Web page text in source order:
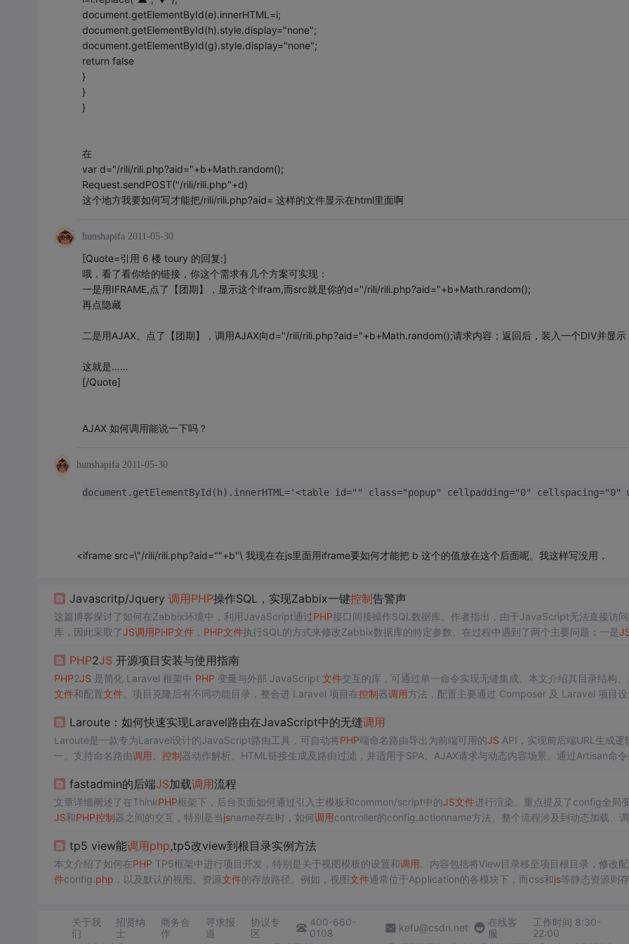
document.getElementById(e).innerHTML=i;
document.getElementById(h).style.display="none";
document.getElementById(g).style.display="none";
return false
}
}
}
在
var d="/rili/rili.php?aid="+b+Math.random();
Request.sendPOST("/rili/rili.php"+d)
这个地方我要如何写才能把/rili/rili.php?aid= 这样的文件显示在html里面啊
hunshapifa 2011-05-30
[Quote=引用 6 楼 toury 的回复:]
哦，看了看你给的链接，你这个需求有几个方案可实现：
一是用IFRAME,点了【团期】，显示这个ifram,而src就是你的d="/rili/rili.php?aid="+b+Math.random();
再点隐藏
二是用AJAX。点了【团期】，调用AJAX向d="/rili/rili.php?aid="+b+Math.random();请求内容；返回后，装入一个DIV并显示
这就是……
[/Quote]
AJAX 如何调用能说一下吗？
hunshapifa 2011-05-30
document.getElementById(h).innerHTML='<table id="" class="popup" cellpadding="0"
<iframe src=\"/rili/rili.php?aid=""+b"\ 我现在在js里面用iframe要如何才能把 b 这个的值放在这个后面呢。我这样写没用，
Javascritp/Jquery 调用PHP操作SQL，实现Zabbix一键控制告警声
这篇博客探讨了如何在Zabbix环境中，利用JavaScript通过PHP接口间接操作SQL数据库。作者指出，由于JavaScript无法直接访
库，因此采取了JS调用PHP文件， PHP文件执行SQL的方式来修改Zabbix数据库的特定参数。在过程中遇到了两个主要问题：一是
境的情况。
PHP2JS 开源项目安装与使用指南
PHP2JS 是简化 Laravel 框架中 PHP 变量与外部 JavaScript 文件交互的库，可通过单一命令实现无缝集成。本文介绍其目录结构、
文件和配置文件。项目克隆后有不同功能目录，整合进 Laravel 项目在控制器调用方法，配置主要通过 Composer 及 Laravel 项目设
Laroute：如何快速实现Laravel路由在JavaScript中的无缝调用
Laroute是一款专为Laravel设计的JavaScript路由工具，可自动将PHP端命名路由导出为前端可用的JS API，实现前后端URL生成逻
一。支持命名路由调用 控制器动作解析、HTML链接生成及路由过滤，并适用于SPA、AJAX请求与动态内容场景。通过Artisan命令
fastadmin的后端JS加载调用流程
文章详细阐述了在ThinkPHP框架下，后台页面如何通过引入主模板和common/script中的JS文件进行渲染。重点提及了config全局
JS和PHP控制器之间的交互，特别是当jsname存在时，如何调用controller的config.actionname方法。整个流程涉及到动态加载、调
tp5 view能调用php,tp5改view到根目录实例方法
本文介绍了如何在PHP TP5框架中进行项目开发，特别是关于视图模板的设置和调用 。内容包括将View目录移至项目根目录，修改
件config. php ，以及默认的视图、资源文件的存放路径。例如，视图文件通常位于Application的各模块下，而css和js等静态资源则
关于我
们
招贤纳
士
商务合
作
寻求报
道
协议专
区
400-660-
0108
kefu@csdn.net
在线客
服
工作时间 8:30-
22:00